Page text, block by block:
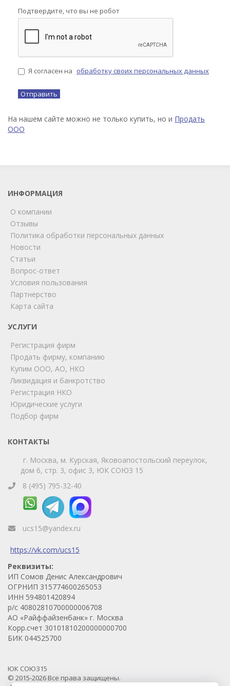
Подтвердите, что вы не робот
Я согласен на обработку своих персональных данных
На нашем сайте можно не только купить, но и Продать
ООО
ИНФОРМАЦИЯ
О компании
Отзывы
Политика обработки персональных данных
Новости
Статьи
Вопрос-ответ
Условия пользования
Партнерство
Карта сайта
УСЛУГИ
Регистрация фирм
Продать фирму, компанию
Купим ООО, АО, НКО
Ликвидация и банкротство
Регистрация НКО
Юридические услуги
Подбор фирм
КОНТАКТЫ
г. Москва, м. Курская, Яковоапостольский переулок,
дом 6, стр. 3, офис 3, ЮК СОЮЗ 15
8 (495) 795-32-40
ucs15@yandex.ru
https://vk.com/ucs15
Реквизиты:
ИП Сомов Денис Александрович
ОГРНИП 315774600265053
ИНН 594801420894
р/с 40802810700000006708
АО «Райффайзенбанк» г. Москва
Корр.счет 30101810200000000700
БИК 044525700
ЮК СОЮЗ15
© 2015-2026 Все права защищены.
online
Позвоните нам или свяжитесь с нами через любой
удобный мессенджер!
Telegram
Телефон